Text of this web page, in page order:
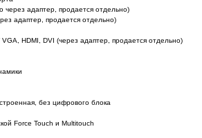
адаптер, продается отдельно)
адаптер, продается отдельно)
HDMI, DVI (через адаптер, продается отдельно)
без цифрового блока
Force Touch и Multitouch